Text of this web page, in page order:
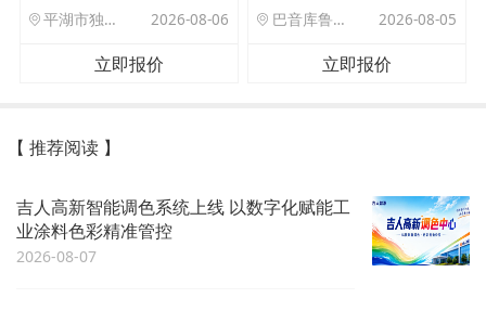
平湖市独山港镇集港路 589 号 2026-08-06
立即报价
巴音库鲁提镇,托帕口岸六号库房 2026-08-05
立即报价
【 推荐阅读 】
吉人高新智能调色系统上线 以数字化赋能工
业涂料色彩精准管控
2026-08-07